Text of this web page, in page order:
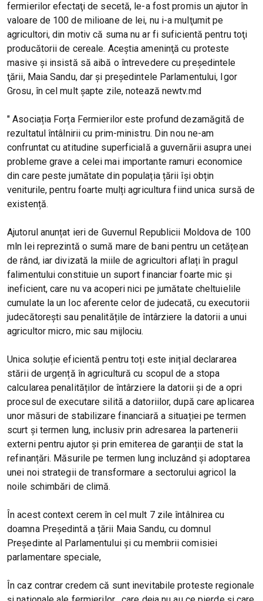
fermierilor efectaţi de secetă, le-a fost promis un ajutor în
valoare de 100 de milioane de lei, nu i-a mulţumit pe
agricultori, din motiv că suma nu ar fi suficientă pentru toţi
producătorii de cereale. Aceştia ameninţă cu proteste
masive şi insistă să aibă o întrevedere cu preşedintele
ţării, Maia Sandu, dar şi preşedintele Parlamentului, Igor
Grosu, în cel mult şapte zile, notează newtv.md
" Asociația Forța Fermierilor este profund dezamăgită de
rezultatul întâlnirii cu prim-ministru. Din nou ne-am
confruntat cu atitudine superficială a guvernării asupra unei
probleme grave a celei mai importante ramuri economice
din care peste jumătate din populația țării își obțin
veniturile, pentru foarte mulți agricultura fiind unica sursă de
existență.
Ajutorul anunțat ieri de Guvernul Republicii Moldova de 100
mln lei reprezintă o sumă mare de bani pentru un cetățean
de rând, iar divizată la miile de agricultori aflați în pragul
falimentului constituie un suport financiar foarte mic și
ineficient, care nu va acoperi nici pe jumătate cheltuielile
cumulate la un loc aferente celor de judecată, cu executorii
judecătorești sau penalitățile de întârziere la datorii a unui
agricultor micro, mic sau mijlociu.
Unica soluție eficientă pentru toți este inițial declararea
stării de urgență în agricultură cu scopul de a stopa
calcularea penalităților de întârziere la datorii și de a opri
procesul de executare silită a datoriilor, după care aplicarea
unor măsuri de stabilizare financiară a situației pe termen
scurt și termen lung, inclusiv prin adresarea la partenerii
externi pentru ajutor și prin emiterea de garanții de stat la
refinanțări. Măsurile pe termen lung incluzând și adoptarea
unei noi strategii de transformare a sectorului agricol la
noile schimbări de climă.
În acest context cerem în cel mult 7 zile întâlnirea cu
doamna Președintă a țării Maia Sandu, cu domnul
Președinte al Parlamentului și cu membrii comisiei
parlamentare speciale,
În caz contrar credem că sunt inevitabile proteste regionale